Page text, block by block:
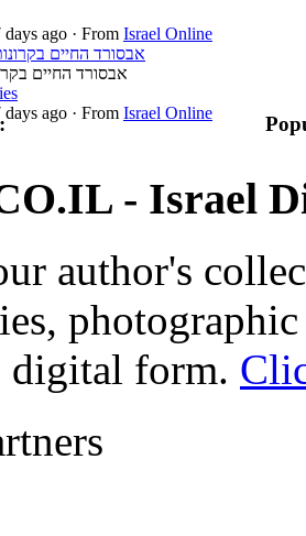
days ago · From Israel Online
אבסורד החיים
אבסורד החיים
days ago · From Israel Online
- Israel
author's
digital form.